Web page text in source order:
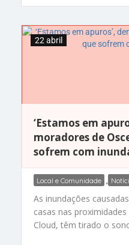
deportação, de acordo
elegíveis para
tipo
‘Estamos em
moradores de
sofrem com
22 abril
Local e Comunidade ,
As inundações
casas nas
Cloud, têm tirado o